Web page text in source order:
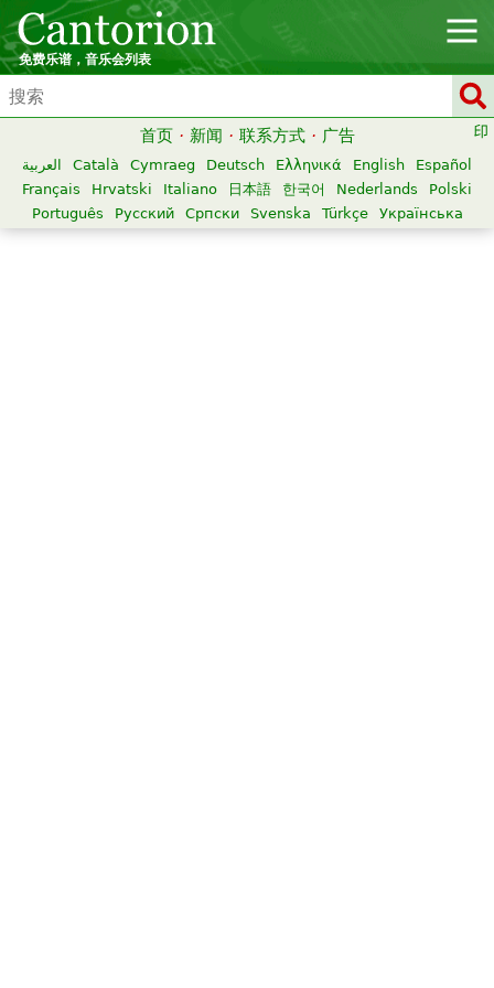
免费乐谱，音乐会列表
首页 · 新闻 · 联系方式 · 广告
العربية Català Cymraeg Deutsch Ελληνικά English
Español
Français
Hrvatski Italiano 日本語 한국어 Nederlands
Polski
Português
Русский Српски Svenska Türkçe Українська